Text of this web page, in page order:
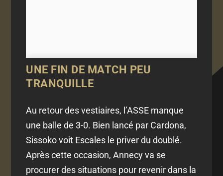
UNE FIN DE MATCH PEU
TRANQUILLE
Au retour des vestiaires, l’ASSE manque
une balle de 3-0. Bien lancé par Cardona,
Sissoko voit Escales le priver du doublé.
Après cette occasion, Annecy va se
procurer des situations pour revenir dans la